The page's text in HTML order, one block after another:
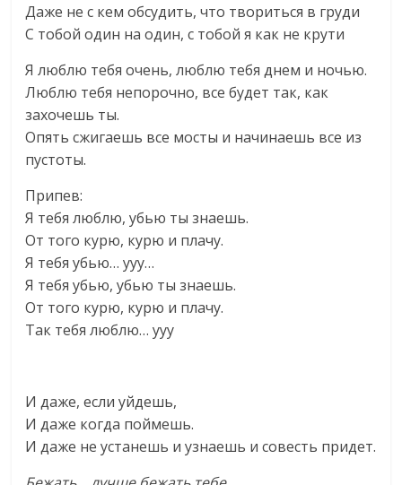
Даже не с кем обсудить, что твориться в груди
С тобой один на один, с тобой я как не крути
Я люблю тебя очень, люблю тебя днем и ночью.
Люблю тебя непорочно, все будет так, как
захочешь ты.
Опять сжигаешь все мосты и начинаешь все из
пустоты.
Припев:
Я тебя люблю, убью ты знаешь.
От того курю, курю и плачу.
Я тебя убью… ууу…
Я тебя убью, убью ты знаешь.
От того курю, курю и плачу.
Так тебя люблю… ууу
И даже, если уйдешь,
И даже когда поймешь.
И даже не устанешь и узнаешь и совесть придет.